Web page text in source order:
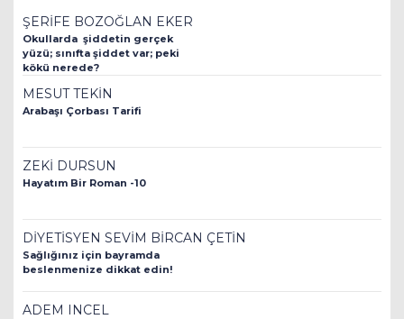
ŞERİFE BOZOĞLAN EKER
Okullarda şiddetin gerçek
yüzü; sınıfta şiddet var; peki
kökü nerede?
MESUT TEKİN
Arabaşı Çorbası Tarifi
ZEKİ DURSUN
Hayatım Bir Roman -10
DİYETİSYEN SEVİM BİRCAN ÇETİN
Sağlığınız için bayramda
beslenmenize dikkat edin!
ADEM INCEL